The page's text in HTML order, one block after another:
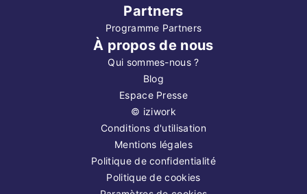
Partners
Programme Partners
À propos de nous
Qui sommes-nous ?
Blog
Espace Presse
© iziwork
Conditions d'utilisation
Mentions légales
Politique de confidentialité
Politique de cookies